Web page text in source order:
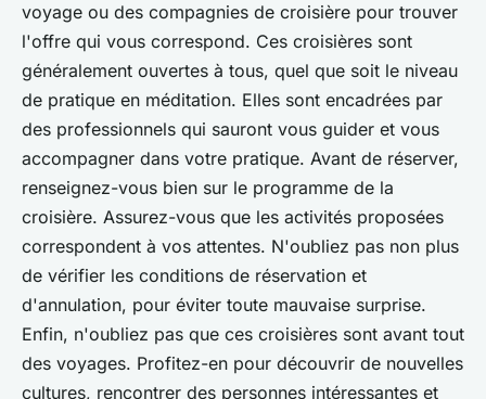
voyage ou des compagnies de croisière pour trouver
l'offre qui vous correspond. Ces croisières sont
généralement ouvertes à tous, quel que soit le niveau
de pratique en méditation. Elles sont encadrées par
des professionnels qui sauront vous guider et vous
accompagner dans votre pratique. Avant de réserver,
renseignez-vous bien sur le programme de la
croisière. Assurez-vous que les activités proposées
correspondent à vos attentes. N'oubliez pas non plus
de vérifier les conditions de réservation et
d'annulation, pour éviter toute mauvaise surprise.
Enfin, n'oubliez pas que ces croisières sont avant tout
des voyages. Profitez-en pour découvrir de nouvelles
cultures, rencontrer des personnes intéressantes et